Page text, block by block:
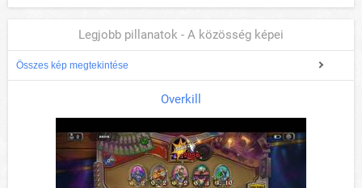
Legjobb pillanatok - A közösség képei
Összes kép megtekintése
Overkill